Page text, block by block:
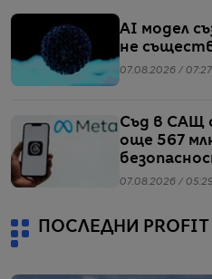
AI модел
не
07.08.2026 / 07:27
Съд в САЩ
още 567
07.08.2026 /
ПОСЛЕДНИ PROFIT